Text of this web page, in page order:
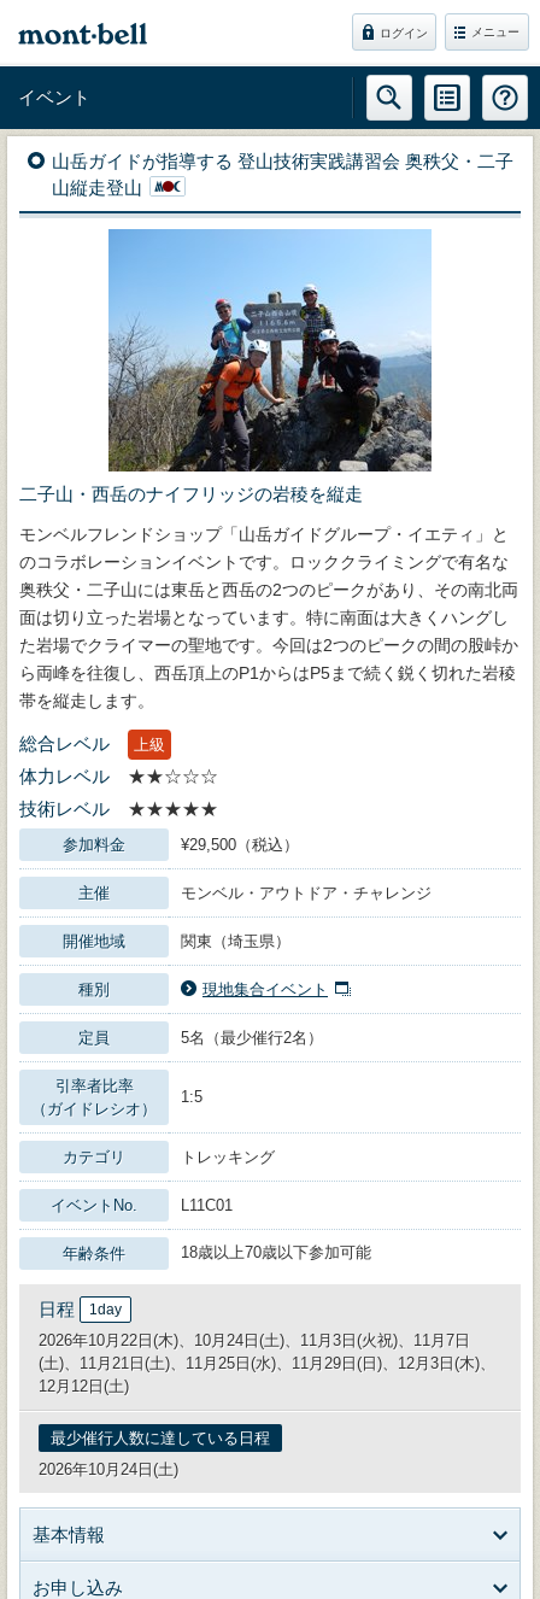
ログイン メニュー
イベント
山岳ガイドが指導する 登山技術実践講習会 奥秩父・二子
山縦走登山
二子山・西岳のナイフリッジの岩稜を縦走
モンベルフレンドショップ「山岳ガイドグループ・イエティ」と
のコラボレーションイベントです。ロッククライミングで有名な
奥秩父・二子山には東岳と西岳の2つのピークがあり、その南北両
面は切り立った岩場となっています。特に南面は大きくハングし
た岩場でクライマーの聖地です。今回は2つのピークの間の股峠か
ら両峰を往復し、西岳頂上のP1からはP5まで続く鋭く切れた岩稜
帯を縦走します。
総合レベル 上級
体力レベル
★★☆☆☆
技術レベル
★★★★★
参加料金 ¥29,500（税込）
主催 モンベル・アウトドア・チャレンジ
開催地域 関東（埼玉県）
種別 現地集合イベント
定員 5名（最少催行2名）
引率者比率
（ガイドレシオ）
1:5
カテゴリ トレッキング
イベントNo. L11C01
年齢条件 18歳以上70歳以下参加可能
日程 1day
2026年10月22日(木)、10月24日(土)、11月3日(火祝)、11月7日
(土)、11月21日(土)、11月25日(水)、11月29日(日)、12月3日(木)、
12月12日(土)
最少催行人数に達している日程
2026年10月24日(土)
基本情報
お申し込み